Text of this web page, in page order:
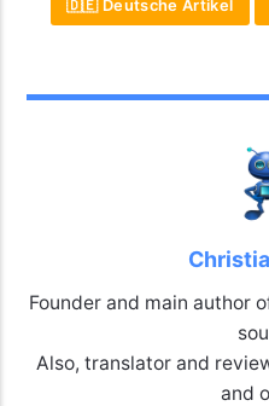
🇩🇪 Deutsche Artikel
Founder and main author
Also, translator and
and